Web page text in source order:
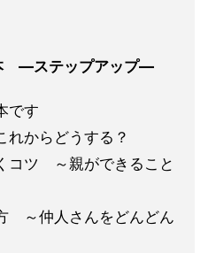
―ステップアップ―
です
れからどうする？
コツ ～親ができること
～仲人さんをどんどん